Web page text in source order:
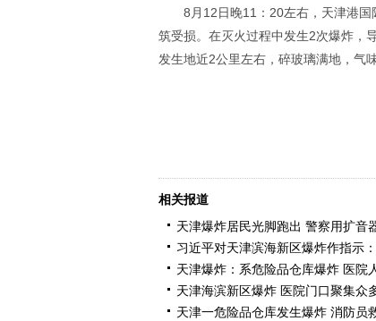
8月12日晚11：20左右，天津港
筑受损。在灭火过程中发生2次爆炸，
发生地近2公里左右，碎玻璃满地，气
相关报道
天津爆炸居民光脚跑出 警察用扩音
习近平对天津滨海新区爆炸作指示
天津爆炸：系危险品仓库爆炸 医院
天津海滨新区爆炸 医院门口聚集众
天津一危险品仓库发生爆炸 消防员